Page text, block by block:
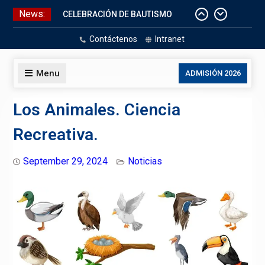
Skip
News:
CELEBRACIÓN DE BAUTISMO
Laboratorios de Cómputo
Contáctenos Intranet
Menu ADMISIÓN 2026
Los Animales. Ciencia
Recreativa.
September 29, 2024 Noticias